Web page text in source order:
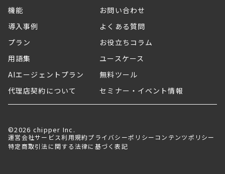
機能
お問い合わせ
導入事例
よくある質問
プラン
お役立ちコラム
用語集
ユースケース
AIエージェントプラン
無料ツール
代理店契約について
セミナー・イベント情報
©2026 chipper Inc.
運営会社サービス利用規約プライバシーポリシーコンテンツポリシー
特定商取引法に関する法律に基づく表記